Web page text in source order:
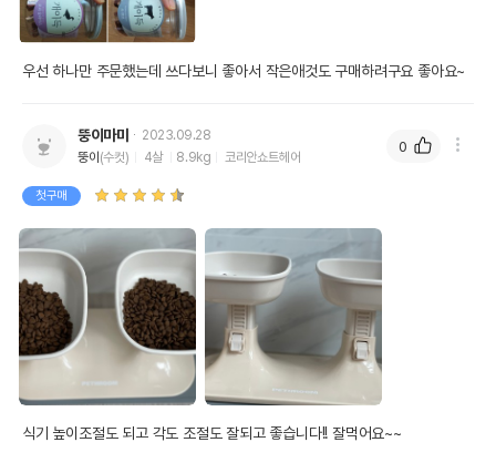
우선 하나만 주문했는데 쓰다보니 좋아서 작은애것도 구매하려구요 좋아요~
뚱이마미
2023.09.28
뚱이 (수컷) 4살 8.9kg 코리안쇼트헤어
첫구매
식기 높이조절도 되고 각도 조절도 잘되고 좋습니다!! 잘먹어요~~
0